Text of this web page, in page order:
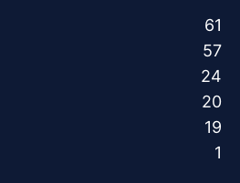
61
57
24
20
19
1